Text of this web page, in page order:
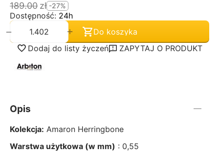
189.00 zł -27%
Dostępność: 24h
+
−
Do koszyka
Dodaj do listy życzeń
ZAPYTAJ O PRODUKT
Opis
Kolekcja: Amaron Herringbone
Warstwa użytkowa (w mm) : 0,55